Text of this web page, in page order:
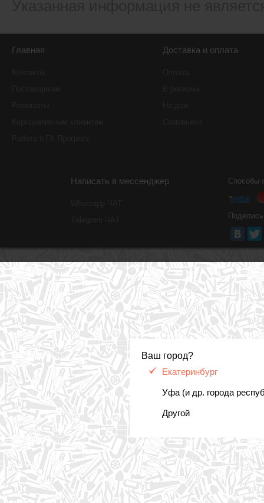
Ваш город?
Екатеринбург
Уфа (и др. города
Другой
Главная Доставка и оплата
Написать в мессенджер Способы